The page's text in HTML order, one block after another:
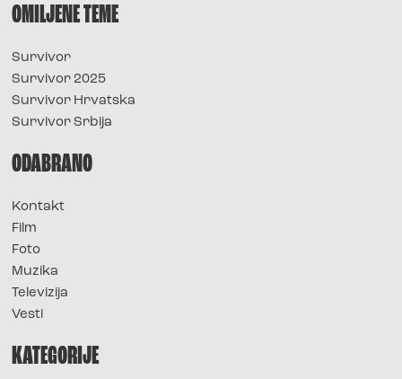
OMILJENE TEME
Survivor
Survivor 2025
Survivor Hrvatska
Survivor Srbija
ODABRANO
Kontakt
Film
Foto
Muzika
Televizija
Vesti
KATEGORIJE